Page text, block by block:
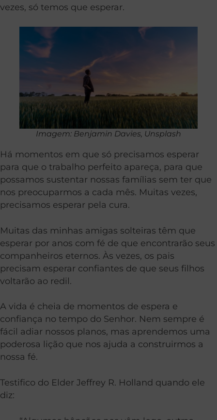
vezes, só temos que esperar.
Imagem: Benjamin Davies, Unsplash
Há momentos em que só precisamos esperar
para que o trabalho perfeito apareça, para que
possamos sustentar nossas famílias sem ter que
nos preocuparmos a cada mês. Muitas vezes,
precisamos esperar pela cura.
Muitas das minhas amigas solteiras têm que
esperar por anos com fé de que encontrarão seus
companheiros eternos. Às vezes, os pais
precisam esperar confiantes de que seus filhos
voltarão ao redil.
A vida é cheia de momentos de espera e
confiança no tempo do Senhor. Nem sempre é
fácil adiar nossos planos, mas aprendemos uma
poderosa lição que nos ajuda a construirmos a
nossa fé.
Testifico do Elder Jeffrey R. Holland quando ele
diz: